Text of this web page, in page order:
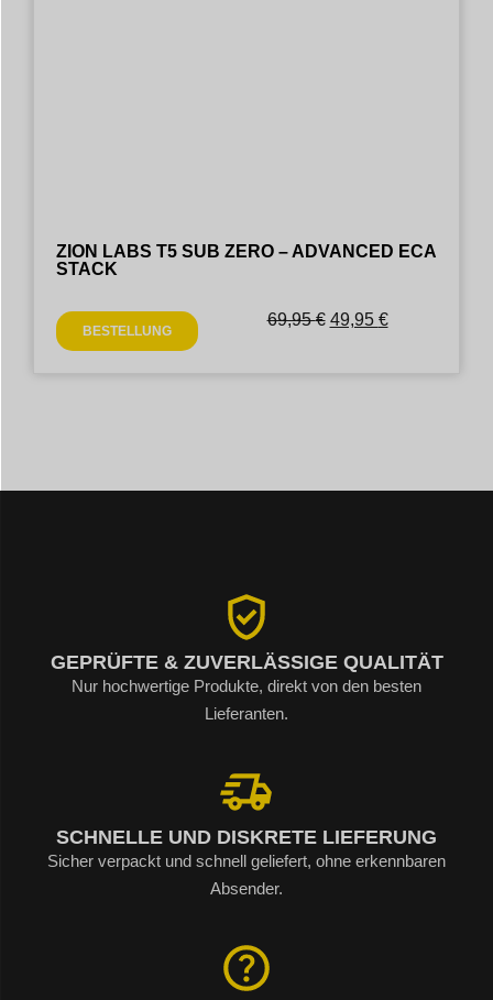
ZION LABS T5 SUB ZERO – ADVANCED ECA
STACK
BESTELLUNG
69,95€ 49,95 €
GEPRÜFTE & ZUVERLÄSSIGE QUALITÄT
Nur hochwertige Produkte, direkt von den besten
Lieferanten.
SCHNELLE UND DISKRETE LIEFERUNG
Sicher verpackt und schnell geliefert, ohne erkennbaren
Absender.